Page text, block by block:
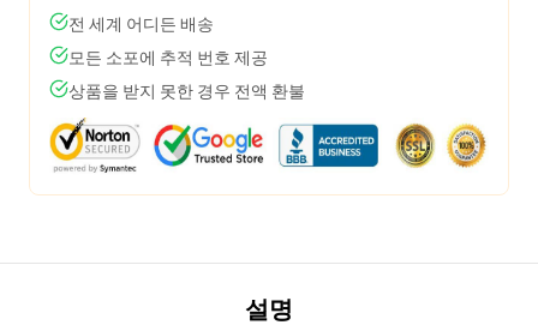
전 세계 어디든 배송
모든 소포에 추적 번호 제공
상품을 받지 못한 경우 전액 환불
설명